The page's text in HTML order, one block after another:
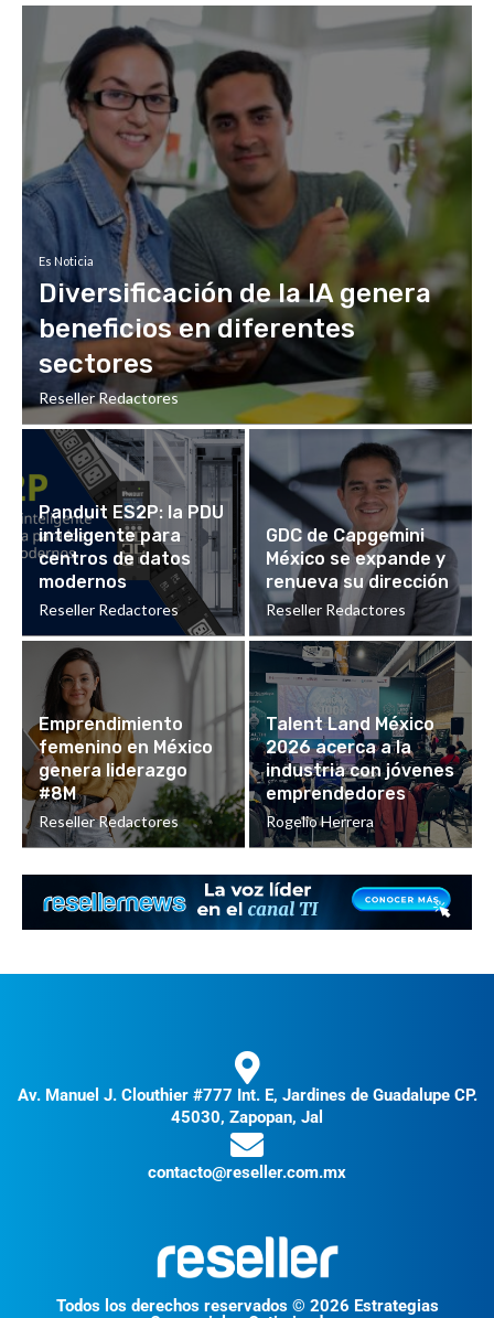
Es Noticia
Diversificación de la IA genera
beneficios en diferentes
sectores
Reseller Redactores
Panduit ES2P: la PDU
inteligente para
centros de datos
modernos
Reseller Redactores
GDC de Capgemini
México se expande y
renueva su dirección
Reseller Redactores
Emprendimiento
femenino en México
genera liderazgo
#8M
Reseller Redactores
Talent Land México
2026 acerca a la
industria con jóvenes
emprendedores
Rogelio Herrera
Av. Manuel J. Clouthier #777 Int. E, Jardines de Guadalupe CP.
45030, Zapopan, Jal
contacto@reseller.com.mx
Todos los derechos reservados © 2026 Estrategias